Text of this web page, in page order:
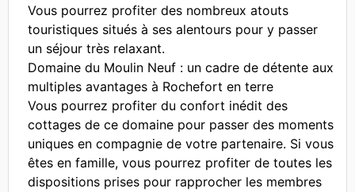
Vous pourrez profiter des nombreux atouts
touristiques situés à ses alentours pour y passer
un séjour très relaxant.
Domaine du Moulin Neuf : un cadre de détente aux
multiples avantages à Rochefort en terre
Vous pourrez profiter du confort inédit des
cottages de ce domaine pour passer des moments
uniques en compagnie de votre partenaire. Si vous
êtes en famille, vous pourrez profiter de toutes les
dispositions prises pour rapprocher les membres